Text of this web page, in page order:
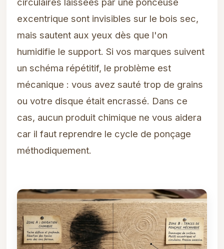
excentrique sont invisibles sur le bois sec,
mais sautent aux yeux dès que l'on
humidifie le support. Si vos marques suivent
un schéma répétitif, le problème est
mécanique : vous avez sauté trop de grains
ou votre disque était encrassé. Dans ce
cas, aucun produit chimique ne vous aidera
car il faut reprendre le cycle de ponçage
méthodiquement.